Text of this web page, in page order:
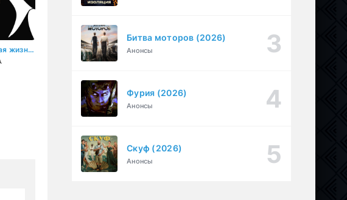
Светская жизнь (2016)
Битва моторов (2026)
Анонсы
Фурия (2026)
Анонсы
Скуф (2026)
Анонсы